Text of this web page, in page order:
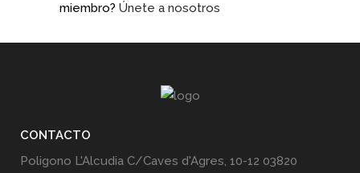
miembro? Únete a nosotros
CONTACTO
Poligono L'Alcudia C/Caves d'Agres, 10-12 03820